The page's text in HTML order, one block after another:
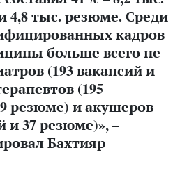
4,8 тыс. резюме. Среди
кадров
больше всего не
(193 вакансий и
(195
резюме) и акушеров
и 37 резюме)», –
Бахтияр